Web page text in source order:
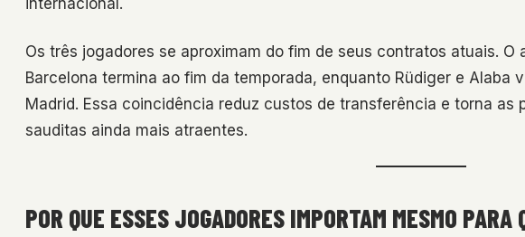
internacional.
Os três jogadores se aproximam do fim de seus contratos atuais. O
Barcelona termina ao fim da temporada, enquanto Rüdiger e Alaba
Madrid. Essa coincidência reduz custos de transferência e torna as
sauditas ainda mais atraentes.
POR QUE ESSES JOGADORES IMPORTAM MESMO PARA